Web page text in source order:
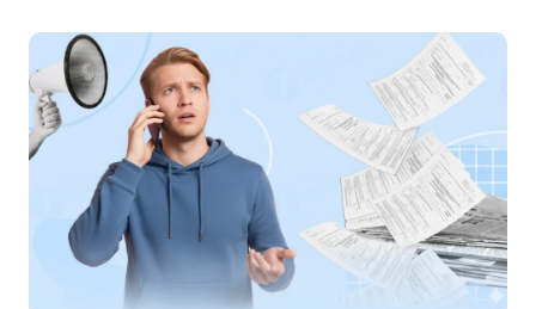
фізичної особи. Саме тому проценти, нараховані
банком на залишок коштів, мають окремий
порядок оподаткування